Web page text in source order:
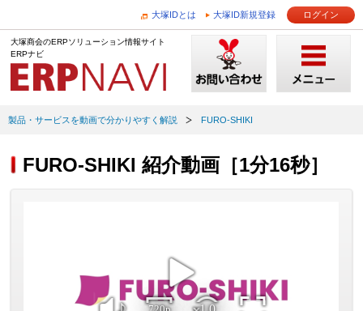
大塚IDとは 大塚ID新規登録 ログイン
大塚商会のERPソリューション情報サイト
ERPナビ
製品・サービスを動画で分かりやすく解説 FURO-SHIKI
FURO-SHIKI 紹介動画［1分16秒］